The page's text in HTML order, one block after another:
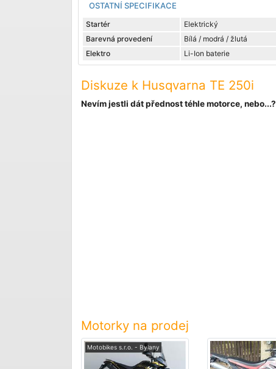
OSTATNÍ SPECIFIKACE
Startér
Elektrický
Barevná provedení
Bílá / modrá / žlutá
Elektro
Li-Ion baterie
Diskuze k Husqvarna TE 250i
Nevím jestli dát přednost téhle motorce, nebo...?
Motorky na prodej
Motobikes s.r.o. - Bylany